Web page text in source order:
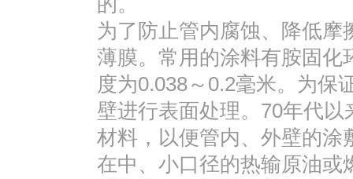
为了防止管内腐蚀、降低
薄膜。常用的涂料有胺固化
度为0.038～0.2毫米。为保
壁进行表面处理。70年代
材料，以便管内、外壁的涂
在中、小口径的热输原油或